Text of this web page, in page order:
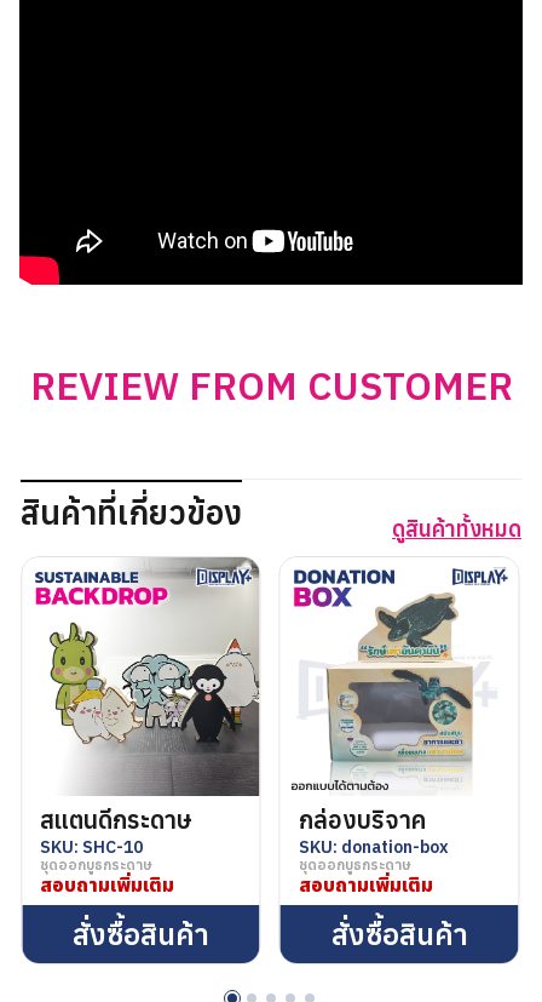
ค้นหา
REVIEW FROM CUSTOMER
สินค้าที่เกี่ยวข้อง ดูสินค้าทั้งหมด
สแตนดี้กระดาษ
SKU: SHC-10
ชุดออกบูธกระดาษ
สอบถามเพิ่มเติม
สั่งซื้อสินค้า
กล่องบริจาค
SKU: donation-box
ชุดออกบูธกระดาษ
สอบถามเพิ่มเติม
สั่งซื้อสินค้า
ชื่อผู้ใช้หรือที่อยู่อีเมล
บันทึกการใช้งานของฉัน